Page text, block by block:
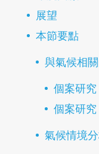
展望
本節要點
與氣候相
個案研
個案研
氣候情境